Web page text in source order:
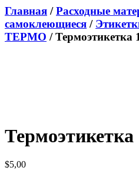
Главная /Расходные
самоклеющиеся /
ТЕРМО / Термоэтикетка
Термоэтикетка
$5,00